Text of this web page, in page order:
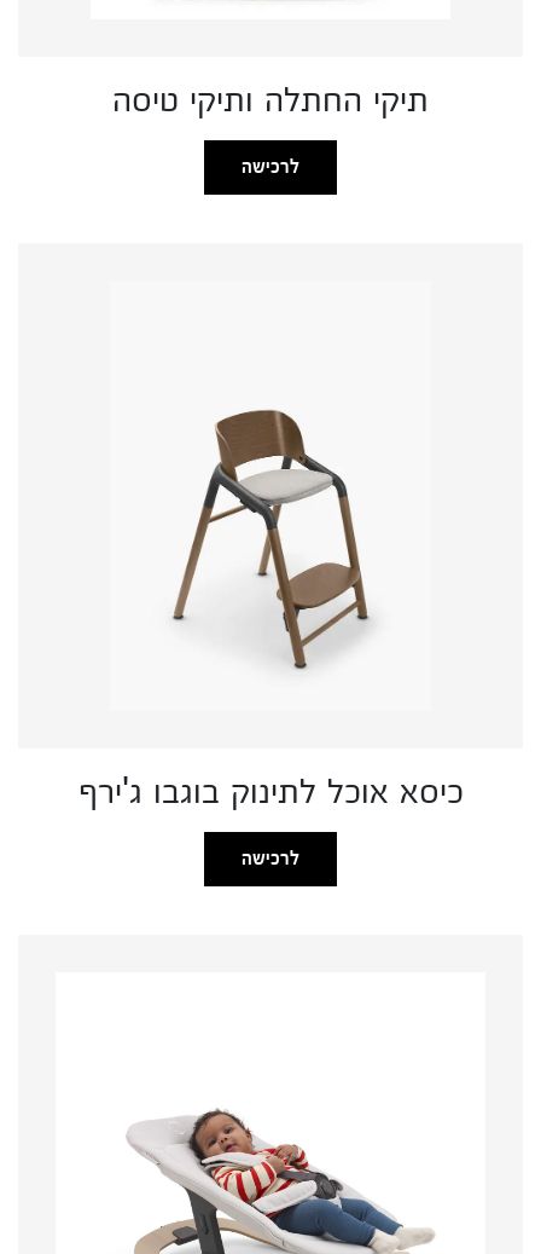
תיקי החתלה ותיקי טיסה
לרכישה
כיסא אוכל לתינוק בוגבו ג'ירף
לרכישה